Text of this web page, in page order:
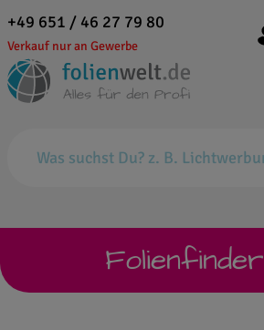
+49 651 / 46 27 79 80
Verkauf nur an Gewerbe
Folienfinder